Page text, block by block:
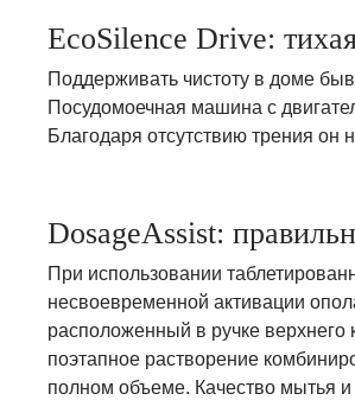
EcoSilence Drive:
Поддерживать чистоту в доме
Посудомоечная машина с
Благодаря отсутствию трения он
DosageAssist:
При использовании
несвоевременной активации
расположенный в ручке верхнего
поэтапное растворение
полном объеме. Качество мытья